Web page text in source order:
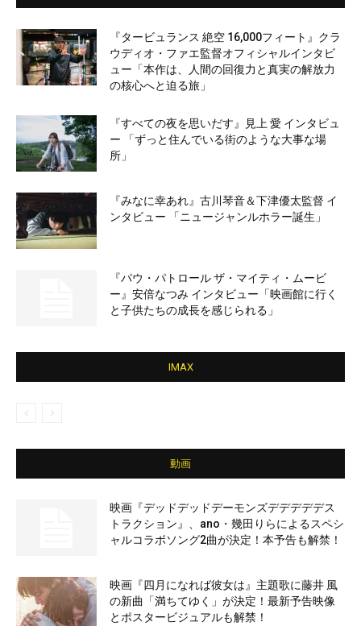
『タービュランス 絶空 16,000フィート』クラ
ウディオ・ファエ監督オフィシャルインタビ
ュー「本作は、人間の回復力と真実の解放力
の核心へと迫る旅」
『すべての夜を思いだす』見上 愛 インタビュ
ー 「ずっと住んでいる街のような大事な場
所」
『みなに幸あれ』古川琴音＆下津優太監督 イ
ンタビュー 「ニュージャンルホラー誕生」
『パウ・パトロール ザ・マイティ・ムービ
ー』安倍なつみ インタビュー「映画館に行く
と子供たちの成長を感じられる」
IMAX
動画
映画『デッドデッドデーモンズデデデデデス
トラクション』、ano・幾田りらによるスペシ
ャルコラボソング2曲が決定！本予告も解禁！
映画『四月になれば彼女は』主題歌に藤井 風
の新曲「満ちてゆく」が決定！最新予告映像
とポスタービジュアルも解禁！